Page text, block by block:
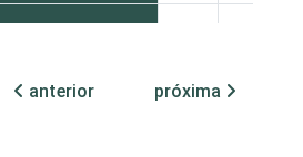
Médio
Superior 91
anterior próxima